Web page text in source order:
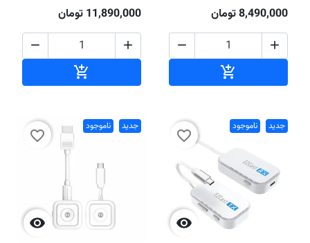
8,490,000 تومان



11,890,000 تومان



جدید ناموجود

favorite_border
جدید ناموجود

favorite_border